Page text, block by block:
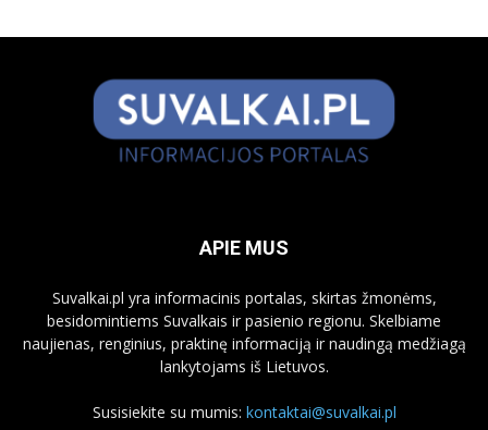
APIE MUS
Suvalkai.pl yra informacinis portalas, skirtas žmonėms,
besidomintiems Suvalkais ir pasienio regionu. Skelbiame
naujienas, renginius, praktinę informaciją ir naudingą medžiagą
lankytojams iš Lietuvos.
Susisiekite su mumis: kontaktai@suvalkai.pl